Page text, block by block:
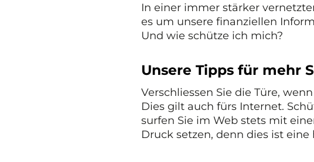
In einer immer stärker
es um unsere finanziellen
Und wie schütze ich mich?
Unsere Tipps für mehr
Verschliessen Sie die Türe,
Dies gilt auch fürs Internet.
surfen Sie im Web stets mit
Druck setzen, denn dies ist